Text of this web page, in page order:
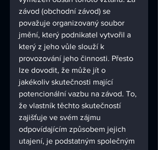
závod (obchodní závod) se
považuje organizovaný soubor
jmění, který podnikatel vytvořil a
který z jeho vůle slouží k
provozování jeho činnosti. Přesto
lze dovodit, že může jít o
jakékoliv skutečnosti mající
potencionální vazbu na závod. To,
že vlastník těchto skutečností
zajišťuje ve svém zájmu
odpovídajícím způsobem jejich
utajení, je podstatným společným